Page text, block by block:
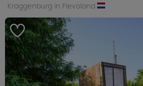
Kraggenburg in Flevoland